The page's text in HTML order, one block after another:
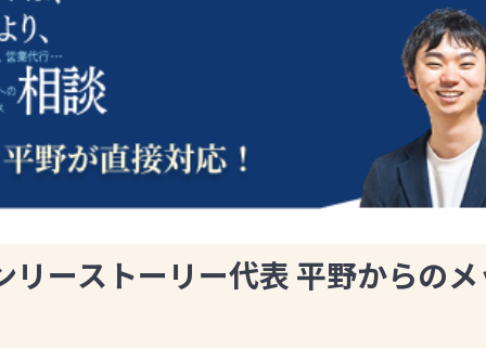
リーストーリー代表 平野からの